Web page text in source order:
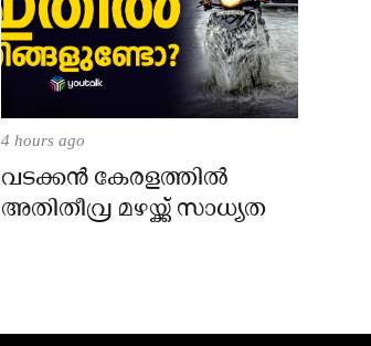
4 hours ago
വടക്കൻ കേരളത്തിൽ
അതിതീവ്ര മഴയ്ക്ക് സാധ്യത